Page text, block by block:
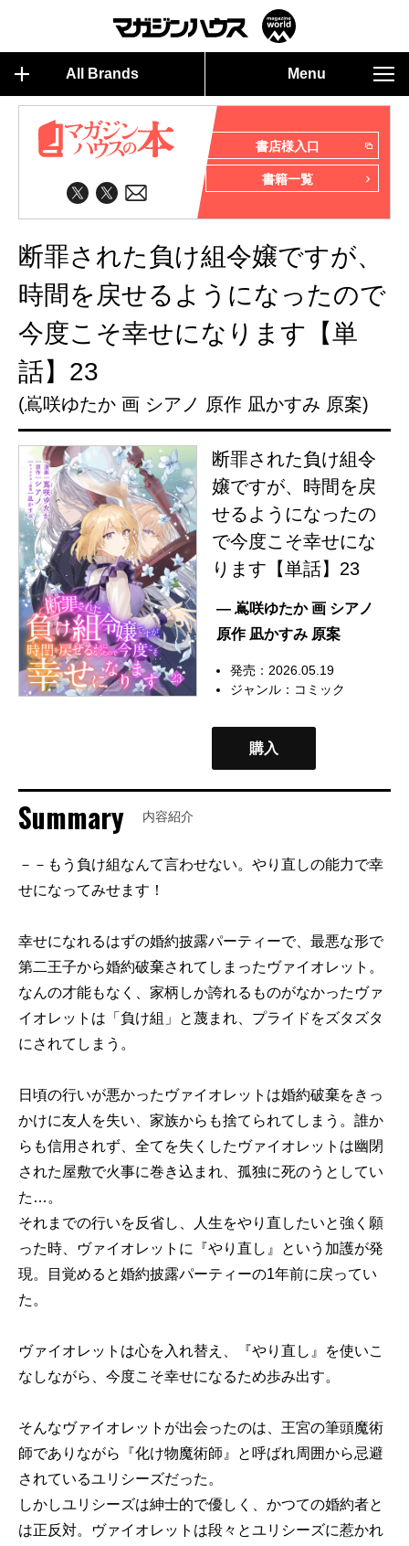
All Brands Menu
書店様入口
書籍一覧
断罪された負け組令嬢ですが、
時間を戻せるようになったので
今度こそ幸せになります【単
話】23
(嶌咲ゆたか 画 シアノ 原作 凪かすみ 原案)
断罪された負け組令
嬢ですが、時間を戻
せるようになったの
で今度こそ幸せにな
ります【単話】23
— 嶌咲ゆたか 画 シアノ
原作 凪かすみ 原案
発売：2026.05.19
ジャンル： コミック
購入
Summary 内容紹介
－－もう負け組なんて言わせない。やり直しの能力で幸
せになってみせます！
幸せになれるはずの婚約披露パーティーで、最悪な形で
第二王子から婚約破棄されてしまったヴァイオレット。
なんの才能もなく、家柄しか誇れるものがなかったヴァ
イオレットは「負け組」と蔑まれ、プライドをズタズタ
にされてしまう。
日頃の行いが悪かったヴァイオレットは婚約破棄をきっ
かけに友人を失い、家族からも捨てられてしまう。誰か
らも信用されず、全てを失くしたヴァイオレットは幽閉
された屋敷で火事に巻き込まれ、孤独に死のうとしてい
た…。
それまでの行いを反省し、人生をやり直したいと強く願
った時、ヴァイオレットに『やり直し』という加護が発
現。目覚めると婚約披露パーティーの1年前に戻ってい
た。
ヴァイオレットは心を入れ替え、『やり直し』を使いこ
なしながら、今度こそ幸せになるため歩み出す。
そんなヴァイオレットが出会ったのは、王宮の筆頭魔術
師でありながら『化け物魔術師』と呼ばれ周囲から忌避
されているユリシーズだった。
しかしユリシーズは紳士的で優しく、かつての婚約者と
は正反対。ヴァイオレットは段々とユリシーズに惹かれ